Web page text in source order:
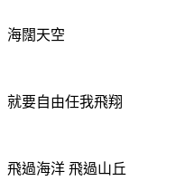
海闊天空
就要自由任我飛翔
飛過海洋 飛過山丘